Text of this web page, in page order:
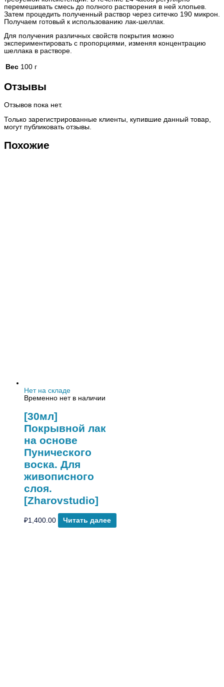
перемешивать смесь до полного растворения в ней хлопьев.
Затем процедить полученный раствор через ситечко 190 микрон.
Получаем готовый к использованию лак-шеллак.
Для получения различных свойств покрытия можно
экспериментировать с пропорциями, изменяя концентрацию
шеллака в растворе.
Вес 100 г
Отзывы
Отзывов пока нет.
Только зарегистрированные клиенты, купившие данный товар,
могут публиковать отзывы.
Похожие
Нет на складе
Временно нет в наличии
[30мл]
Покрывной лак
на основе
Пунического
воска. Для
живописного
слоя.
[Zharovstudio]
₽1,400.00 Читать далее